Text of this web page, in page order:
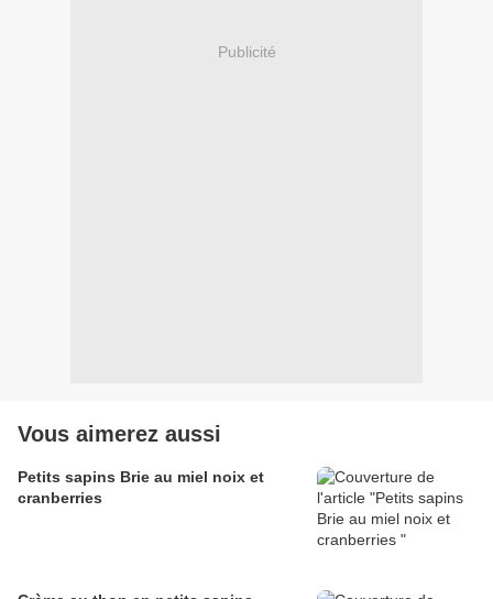
Publicité
Vous aimerez aussi
Petits sapins Brie au miel noix et
cranberries